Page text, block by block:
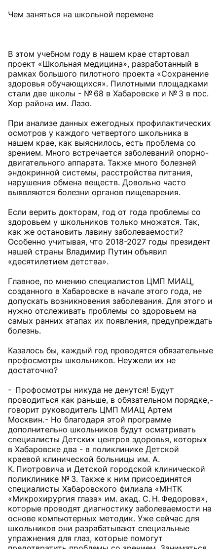
Чем заняться на школьной перемене
В этом учебном году в нашем крае стартовал
проект «Школьная медицина», разработанный в
рамках большого пилотного проекта «Сохранение
здоровья обучающихся». Пилотными площадками
стали две школы - № 68 в Хабаровске и № 3 в пос.
Хор района им. Лазо.
При анализе данных ежегодных профилактических
осмотров у каждого четвертого школьника в
нашем крае, как выяснилось, есть проблема со
зрением. Много встречается заболеваний опорно-
двигательного аппарата. Также много болезней
эндокринной системы, расстройства питания,
нарушения обмена веществ. Довольно часто
выявляются болезни органов пищеварения.
Если верить докторам, год от года проблемы со
здоровьем у школьников только множатся. Так,
как же остановить лавину заболеваемости?
Особенно учитывая, что 2018-2027 годы президент
нашей страны Владимир Путин объявил
«десятилетием детства».
Главное, по мнению специалистов ЦМП МИАЦ,
созданного в Хабаровске в начале этого года, не
допускать возникновения заболевания. Для этого и
нужно отслеживать проблемы со здоровьем на
самых ранних этапах их появления, предупреждать
болезнь.
Казалось бы, каждый год проводятся обязательные
профосмотры школьников. Неужели их не
достаточно?
- Профосмотры никуда не денутся! Будут
проводиться как раньше, в обязательном порядке, -
говорит руководитель ЦМП МИАЦ Артем
Москвин. - Но благодаря этой программе
дополнительно школьников будут осматривать
специалисты Детских центров здоровья, которых
в Хабаровске два - в поликлинике Детской
краевой клинической больницы им. А.
К. Пиотровича и Детской городской клинической
поликлинике № 3. Также к ним присоединятся
специалисты Хабаровского филиала «МНТК
«Микрохирургия глаза» им. акад. С. Н. Федорова»,
которые проводят диагностику заболеваемости на
основе компьютерных методик. Уже сейчас для
школьников они разрабатывают специальные
упражнения для глаз, которые помогут